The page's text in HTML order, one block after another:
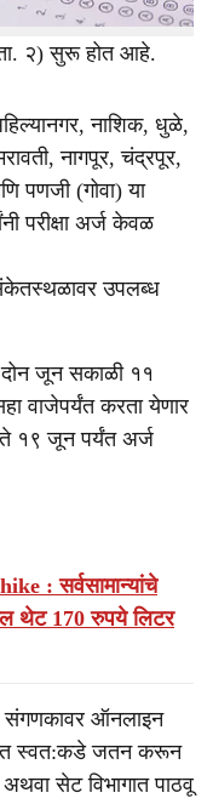
शुल्कासह अर्ज
२) सुरू होत आहे.
नाशिक, धुळे,
नागपूर, चंद्रपूर,
पणजी (गोवा) या
परीक्षा अर्ज केवळ
उपलब्ध
दोन जून सकाळी ११
वाजेपर्यंत करता येणार
ते १९ जून पर्यंत अर्ज
: सर्वसामान्यांचे
थेट 170 रुपये लिटर
संगणकावर ऑनलाइन
स्वत:कडे जतन करून
अथवा सेट विभागात पाठवू